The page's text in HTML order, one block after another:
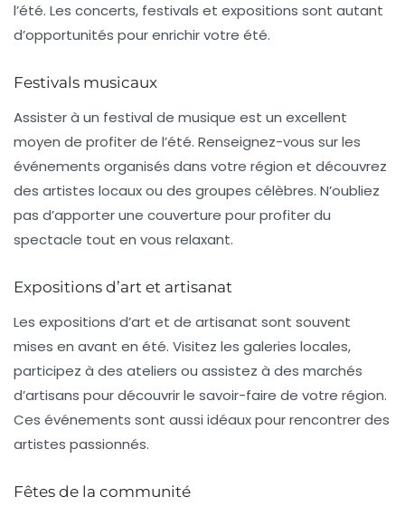
l’été. Les concerts, festivals et expositions sont autant
d’opportunités pour enrichir votre été.
Festivals musicaux
Assister à un festival de musique est un excellent
moyen de profiter de l’été. Renseignez-vous sur les
événements organisés dans votre région et découvrez
des artistes locaux ou des groupes célèbres. N’oubliez
pas d’apporter une couverture pour profiter du
spectacle tout en vous relaxant.
Expositions d’art et artisanat
Les expositions d’art et de artisanat sont souvent
mises en avant en été. Visitez les galeries locales,
participez à des ateliers ou assistez à des marchés
d’artisans pour découvrir le savoir-faire de votre région.
Ces événements sont aussi idéaux pour rencontrer des
artistes passionnés.
Fêtes de la communité